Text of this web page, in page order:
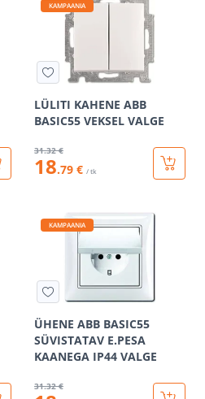
KAMPAANIA
LÜLITI KAHENE ABB
BASIC55 VEKSEL VALGE
31.32 €
18.79 € / tk
KAMPAANIA
ÜHENE ABB BASIC55
SÜVISTATAV E.PESA
KAANEGA IP44 VALGE
31.32 €